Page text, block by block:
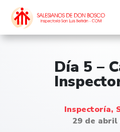
Día 5 –
Inspectoría,
29 de abril